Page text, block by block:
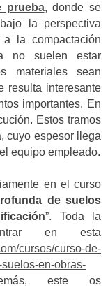
prueba, donde se
la perspectiva
la compactación
no suelen estar
materiales sean
resulta interesante
importantes. En
Estos tramos
cuyo espesor llega
equipo empleado.
en el curso
de suelos
”. Toda la
en esta
cursos/curso-de-
en-obras-
este os